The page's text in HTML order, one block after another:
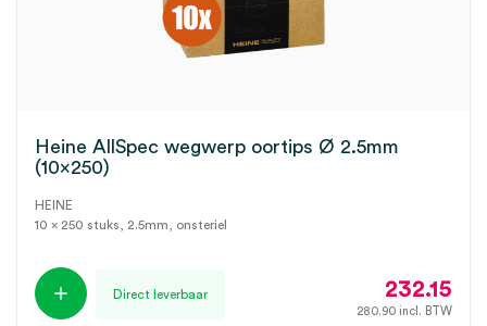
Heine AllSpec wegwerp oortips Ø 2.5mm
(10×250)
HEINE
10 x 250 stuks, 2.5mm, onsteriel
Direct leverbaar 232.15
280.90 incl. BTW